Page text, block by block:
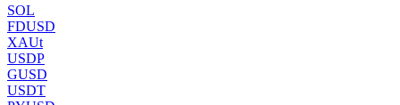
SOL
FDUSD
XAUt
USDP
GUSD
USDT